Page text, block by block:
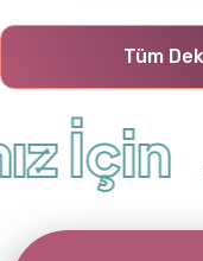
Tüm
İçin